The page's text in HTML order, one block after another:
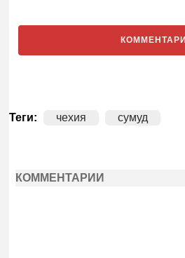
Теги: чехия сумуд
КОММЕНТАРИИ